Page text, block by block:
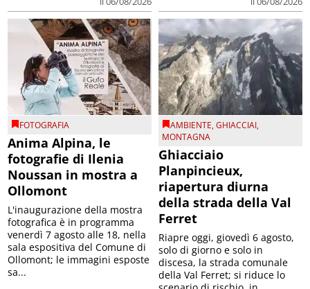
FOTOGRAFIA
Anima Alpina, le
fotografie di Ilenia
Noussan in mostra a
Ollomont
L'inaugurazione della mostra
fotografica è in programma
venerdì 7 agosto alle 18, nella
sala espositiva del Comune di
Ollomont; le immagini esposte
sa...
AMBIENTE,GHIACCIAI,
MONTAGNA
Ghiacciaio
Planpincieux,
riapertura diurna
della strada della Val
Ferret
Riapre oggi, giovedì 6 agosto,
solo di giorno e solo in
discesa, la strada comunale
della Val Ferret; si riduce lo